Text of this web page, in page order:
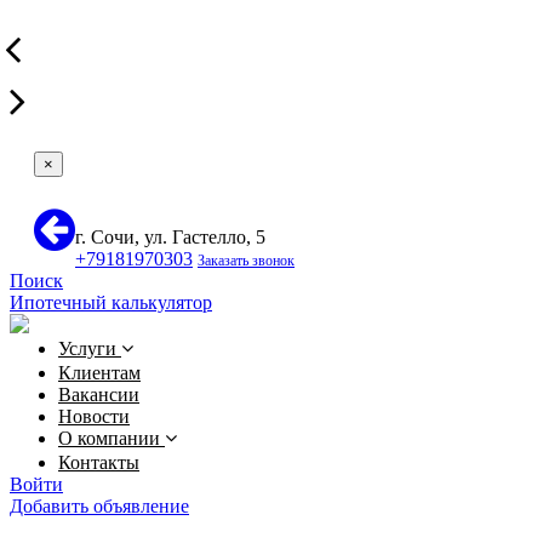
×
г. Сочи, ул. Гастелло, 5
+79181970303 Заказать звонок
Поиск
Ипотечный калькулятор
Услуги
Клиентам
Вакансии
Новости
О компании
Контакты
Войти
Добавить объявление